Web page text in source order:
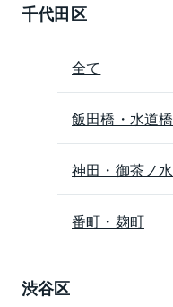
千代田区
全て
飯田橋・水道橋
神田・御茶ノ水
番町・麹町
渋谷区